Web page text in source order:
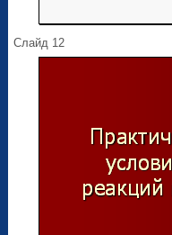
Слайд 12